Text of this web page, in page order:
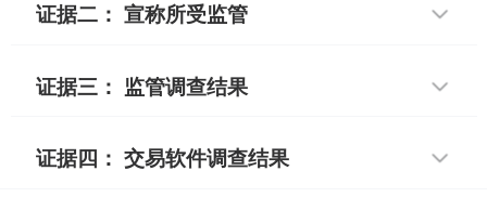
证据二： 宣称所受监管
证据三： 监管调查结果
证据四： 交易软件调查结果